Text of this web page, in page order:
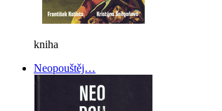
kniha
Neopouštěj…